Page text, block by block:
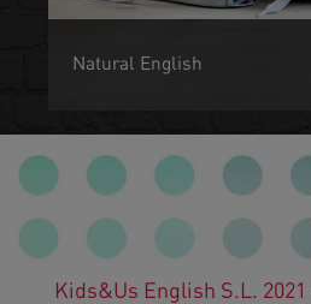
Natural English
Kids&Us English S.L. 2021